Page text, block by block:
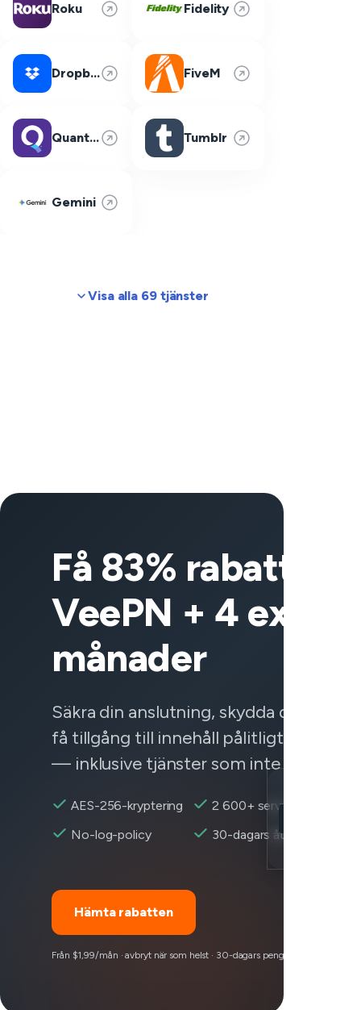
Roku Fidelity
Dropbox FiveM
Quantum Fiber Tumblr
Gemini
Visa alla 69 tjänster
Få 83% rabatt på
VeePN + 4 extra
månader
Säkra din anslutning, skydda dina data
få tillgång till innehåll pålitligt var som
— inklusive tjänster som inte fungerar.
AES-256-kryptering
2 600+ servrar
No-log-policy
30-dagars återbetalning
Hämta rabatten
Från $1,99/mån · avbryt när som helst · 30-dagars pengarna-tillbaka-